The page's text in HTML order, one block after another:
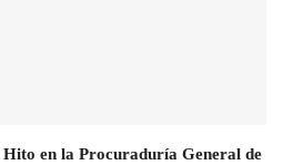
Hito en la Procuraduría General de